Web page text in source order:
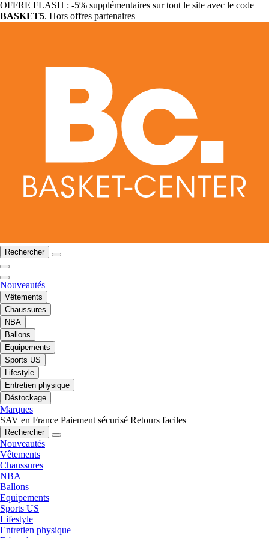
OFFRE FLASH : -5% supplémentaires sur tout le site avec le code
BASKET5. Hors offres partenaires
Rechercher
Nouveautés
Vêtements
Chaussures
NBA
Ballons
Equipements
Sports US
Lifestyle
Entretien physique
Déstockage
Marques
SAV en France Paiement sécurisé Retours faciles
Rechercher
Nouveautés
Vêtements
Chaussures
NBA
Ballons
Equipements
Sports US
Lifestyle
Entretien physique